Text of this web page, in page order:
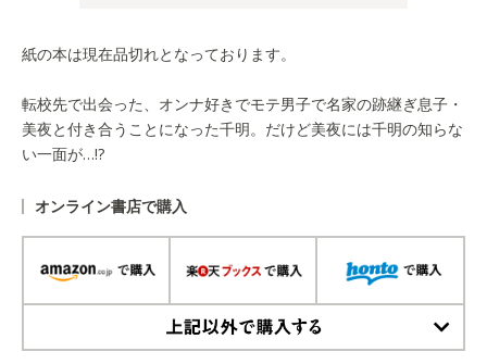
紙の本は現在品切れとなっております。
転校先で出会った、オンナ好きでモテ男子で名家の跡継ぎ息子・
美夜と付き合うことになった千明。だけど美夜には千明の知らな
い一面が…!?
オンライン書店で購入